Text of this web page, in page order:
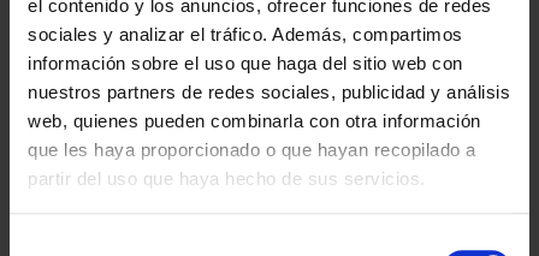
el contenido y los anuncios, ofrecer funciones de redes
sociales y analizar el tráfico. Además, compartimos
información sobre el uso que haga del sitio web con
nuestros partners de redes sociales, publicidad y análisis
web, quienes pueden combinarla con otra información
que les haya proporcionado o que hayan recopilado a
partir del uso que haya hecho de sus servicios.
· Colores puertas taquilla: blanco / gris / grafito / negro / azul.
Se sirven montadas a excepción de las patas. Transporte no incluido
solicitar presupuesto. Consultar otras configuraciones y colores